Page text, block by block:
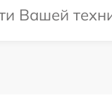
Вашей